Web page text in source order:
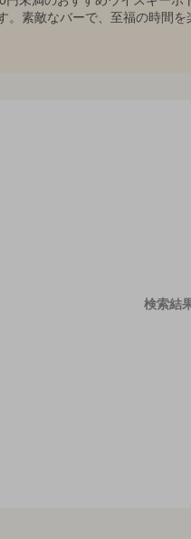
素敵なバーで、至福の時間を
検索結